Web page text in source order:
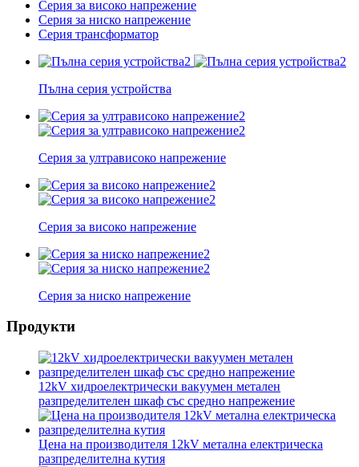
Серия за високо напрежение
Серия за ниско напрежение
Серия трансформатор
Пълна серия устройства
Серия за ултрависоко напрежение
Серия за високо напрежение
Серия за ниско напрежение
Продукти
12kV хидроелектрически вакуумен метален
разпределителен шкаф със средно напрежение
Цена на производителя 12kV метална електрическа
разпределителна кутия